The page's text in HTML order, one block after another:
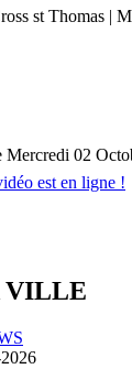
st Thomas |
02
est en ligne !
VILLE